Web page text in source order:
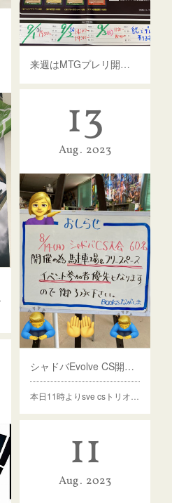
来週はMTGプレリ開催します！
13
Aug 2023
シャドバEvolve CS開催します！
本日11時よりsve csトリオ…
11
Aug 2023